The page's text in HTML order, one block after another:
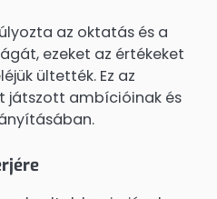
az oktatás és a
ezeket az értékeket
ültették. Ez az
játszott ambícióinak és